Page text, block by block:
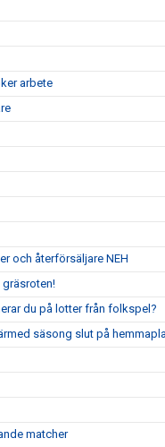
arbete
och återförsäljare NEH
du på lotter från folkspel?
säsong slut på
matcher